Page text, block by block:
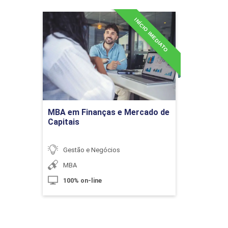
Custos e Planejamentos de Projetos
Paisagísticos
10h
Custos e Planejamentos de Projetos
MBA em Finanças e Mercado de
Capitais
INÍCIO IMEDIATO
Gestão e Negócios
MBA
100% on-line
MBA em Finanças e
Mercado de Capitais
Detalhes do curso
Ir para Inscrição